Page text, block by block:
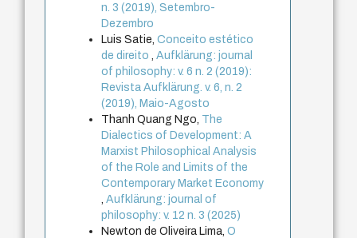
n. 3 (2019), Setembro-
Dezembro
Luis Satie,Conceito estético
de direito
,Aufklärung: journal
of philosophy: v. 6 n. 2 (2019):
Revista Aufklärung. v. 6, n. 2
(2019), Maio-Agosto
Thanh Quang Ngo, The
Dialectics of Development: A
Marxist Philosophical Analysis
of the Role and Limits of the
Contemporary Market Economy
,Aufklärung: journal of
philosophy: v. 12 n. 3 (2025)
Newton de Oliveira Lima,O